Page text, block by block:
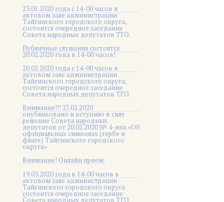
23.01.2020 года с 14-00 часов в
актовом зале администрации
Тайгинского городского округа,
состоится очередное заседание
Совета народных депутатов ТГО.
Публичные слушания состоятся
20.02.2020 года в 14-00 часов!
20.02.2020 года с 14-00 часов в
актовом зале администрации
Тайгинского городского округа,
состоится очередное заседание
Совета народных депутатов ТГО.
Внимание!!! 27.02.2020
опубликовано и вступило в силу
решение Совета народных
депутатов от 20.02.2020 № 4-нпа «Об
официальных символах (гербе и
флаге) Тайгинского городского
округа»
Внимание! Онлайн прием.
19.03.2020 года в 14-00 часов в
актовом зале администрации
Тайгинского городского округа
состоится очередное заседание
Совета народных депутатов ТГО